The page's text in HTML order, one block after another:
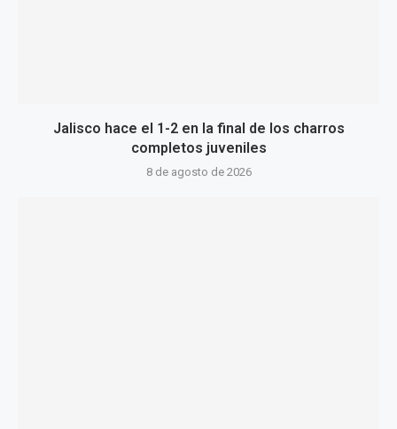
Jalisco hace el 1-2 en la final de los charros
completos juveniles
8 de agosto de 2026